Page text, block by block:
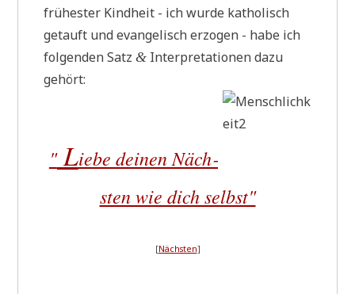
frü­he­ster Kind­heit - ich wur­de katho­lisch
getauft und evan­ge­lisch erzo­gen - habe ich
fol­gen­den Satz& Inter­pre­ta­tio­nen dazu
gehört:
"Liebe dei­nen Näch­
sten wie dich selbst"
[Näch­sten]